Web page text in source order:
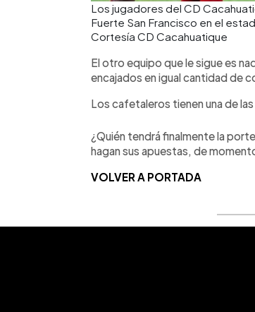
Los jugadores del CD
Fuerte San Francisco en el
Cortesía CD Cacahuatique
El otro equipo que le sigue es
encajados en igual cantidad de
Los cafetaleros tienen una de
¿Quién tendrá finalmente la
hagan sus apuestas, de
VOLVER A PORTADA